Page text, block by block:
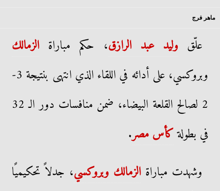
ماهر فرج
علّق وليد عبد الرازق، حكم مباراة الزمالك
وبروكسي، على أدائه في اللقاء الذي انتهى بنتيجة 3-
2 لصالح القلعة البيضاء، ضمن منافسات دور الـ 32
في بطولةكأس مصر.
وشهدت مباراة الزمالك وبروكسي، جدلاً تحكيميًا